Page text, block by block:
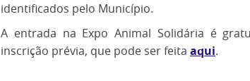
identificados pelo Município.
A entrada na Expo Animal Solidária é
inscrição prévia, que pode ser feita aqui.